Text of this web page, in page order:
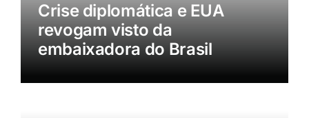
Crise diplomática e EUA
revogam visto da
embaixadora do Brasil